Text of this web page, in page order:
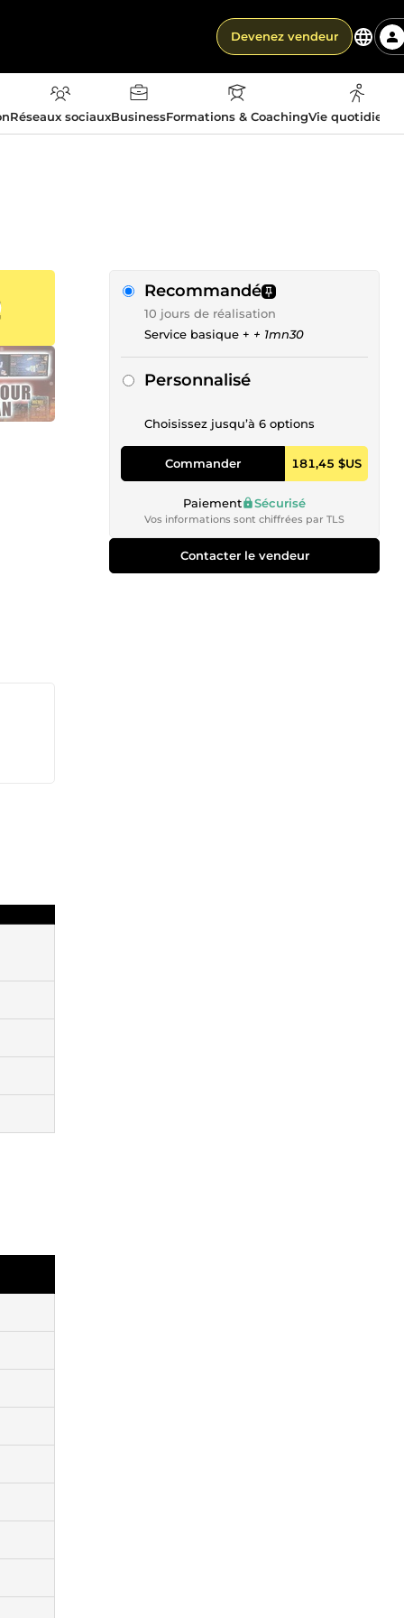
Devenez vendeur
Réseaux sociauxBusinessFormations & CoachingVie
Recommandé
10 jours de réalisation
Service basique + + 1mn30
Personnalisé
Choisissez jusqu’à 6 options
Commander 181,45 $US
Paiement Sécurisé
Vos informations sont chiffrées par TLS
Contacter le vendeur